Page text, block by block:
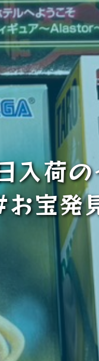
荷の
宝発